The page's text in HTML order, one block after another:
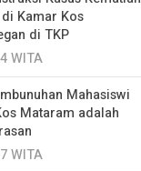
Kamar Kos
di TKP
WITA
Mahasiswi
Mataram adalah
WITA